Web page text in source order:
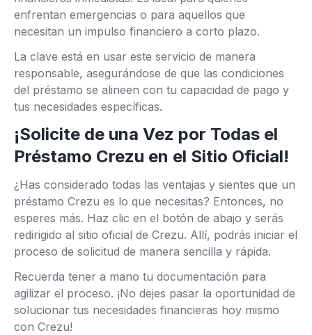
enfrentan emergencias o para aquellos que
necesitan un impulso financiero a corto plazo.
La clave está en usar este servicio de manera
responsable, asegurándose de que las condiciones
del préstamo se alineen con tu capacidad de pago y
tus necesidades específicas.
¡Solicite de una Vez por Todas el
Préstamo Crezu en el Sitio Oficial!
¿Has considerado todas las ventajas y sientes que un
préstamo Crezu es lo que necesitas? Entonces, no
esperes más. Haz clic en el botón de abajo y serás
redirigido al sitio oficial de Crezu. Allí, podrás iniciar el
proceso de solicitud de manera sencilla y rápida.
Recuerda tener a mano tu documentación para
agilizar el proceso. ¡No dejes pasar la oportunidad de
solucionar tus necesidades financieras hoy mismo
con Crezu!